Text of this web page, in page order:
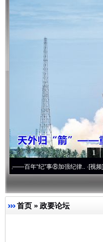
1
加强纪律..·[视频]牢记初心使命 奋进
首页 » 政要论坛